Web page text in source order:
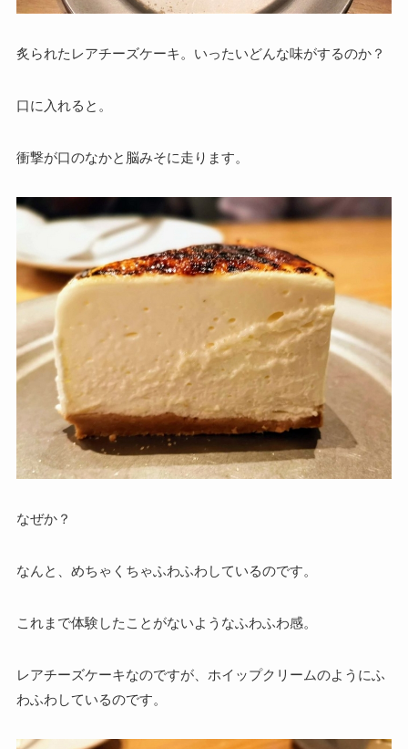
炙られたレアチーズケーキ。いったいどんな味がするのか？
口に入れると。
衝撃が口のなかと脳みそに走ります。
なぜか？
なんと、めちゃくちゃふわふわしているのです。
これまで体験したことがないようなふわふわ感。
レアチーズケーキなのですが、ホイップクリームのようにふ
わふわしているのです。